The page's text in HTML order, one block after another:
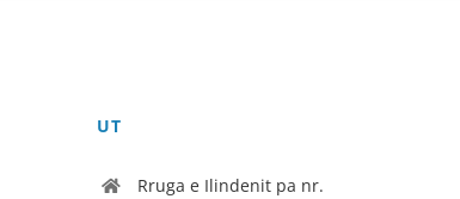
UT
Rruga e Ilindenit pa nr.